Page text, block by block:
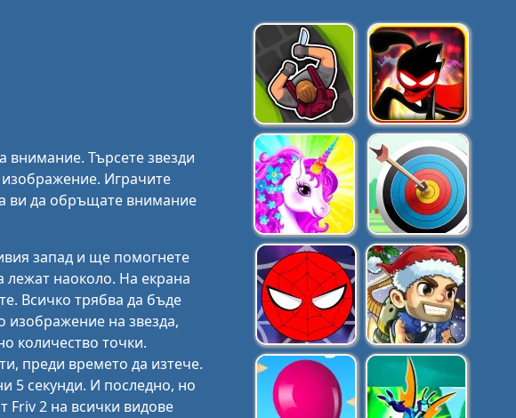
внимание. Търсете звезди
изображение. Играчите
ви да обръщате внимание
запад и ще помогнете
лежат наоколо. На екрана
Всичко трябва да бъде
изображение на звезда,
количество точки.
преди времето да изтече.
5 секунди. И последно, но
Friv 2 на всички видове